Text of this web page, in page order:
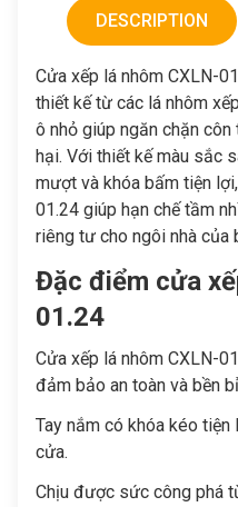
DESCRIPTION
Cửa xếp lá nhôm CXLN-
thiết kế từ các lá nhôm
ô nhỏ giúp ngăn chặn
hại. Với thiết kế màu sắc
mượt và khóa bấm tiện
01.24 giúp hạn chế tầm
riêng tư cho ngôi nhà của
Đặc điểm cửa
01.24
Cửa xếp lá nhôm CXLN-
đảm bảo an toàn và bền
Tay nắm có khóa kéo
cửa.
Chịu được sức công phá